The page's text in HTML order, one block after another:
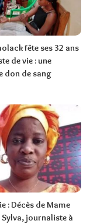
fête ses 32 ans
de vie : une
don de sang
: Décès de Mame
journaliste à